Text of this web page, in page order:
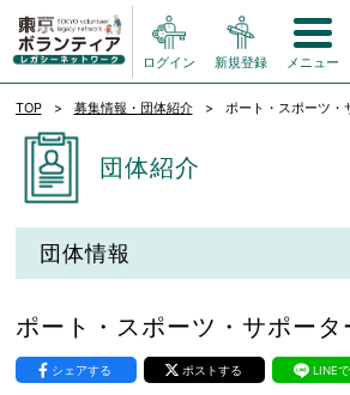
ログイン 新規登録 メニュー
TOP 募集情報・団体紹介 ポート・スポーツ・
団体紹介
団体情報
ポート・スポーツ・サポー
シェアする ポストする LINE